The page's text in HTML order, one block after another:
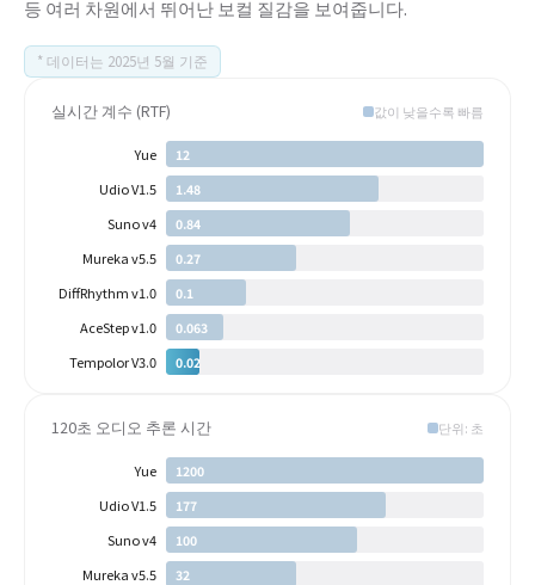
등 여러 차원에서 뛰어난 보컬 질감을 보여줍니다.
* 데이터는 2025년 5월 기준
실시간 계수 (RTF) 값이 낮을수록 빠름
Yue 12
Udio V1.5 1.48
Suno v4 0.84
Mureka v5.5 0.27
DiffRhythm v1.0 0.1
AceStep v1.0 0.063
Tempolor V3.0 0.02
120초 오디오 추론 시간 단위: 초
Yue 1200
Udio V1.5 177
Suno v4 100
Mureka v5.5 32